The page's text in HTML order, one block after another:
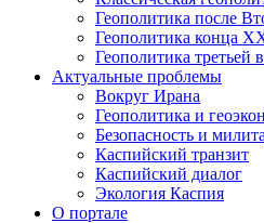
Геополитика после
Геополитика конца
Геополитика третьей
Актуальные проблемы
Вокруг Ирана
Геополитика и
Безопасность и
Каспийский транзит
Каспийский диалог
Экология Каспия
О портале